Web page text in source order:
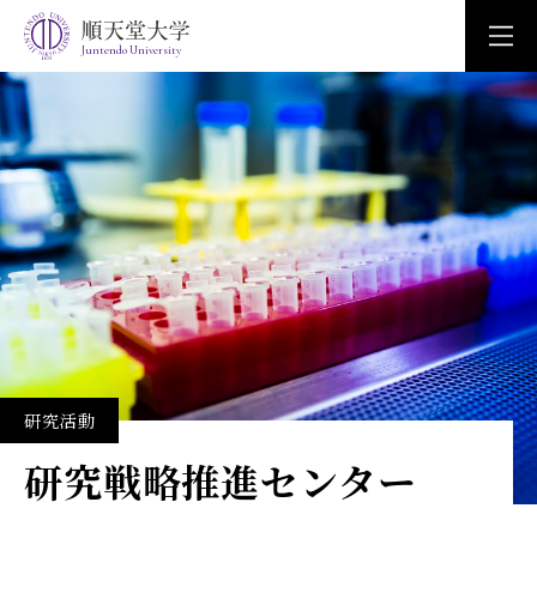
Juntendo University
研究活動
研究戦略推進センター